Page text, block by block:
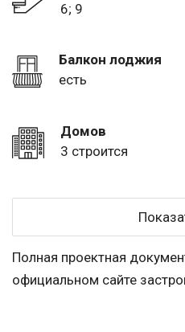
6; 9
Балкон лоджия
есть
Домов
3 строится
Полная проектная
официальном сайте